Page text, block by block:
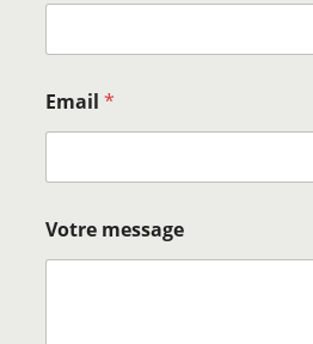
Email*
Votre message